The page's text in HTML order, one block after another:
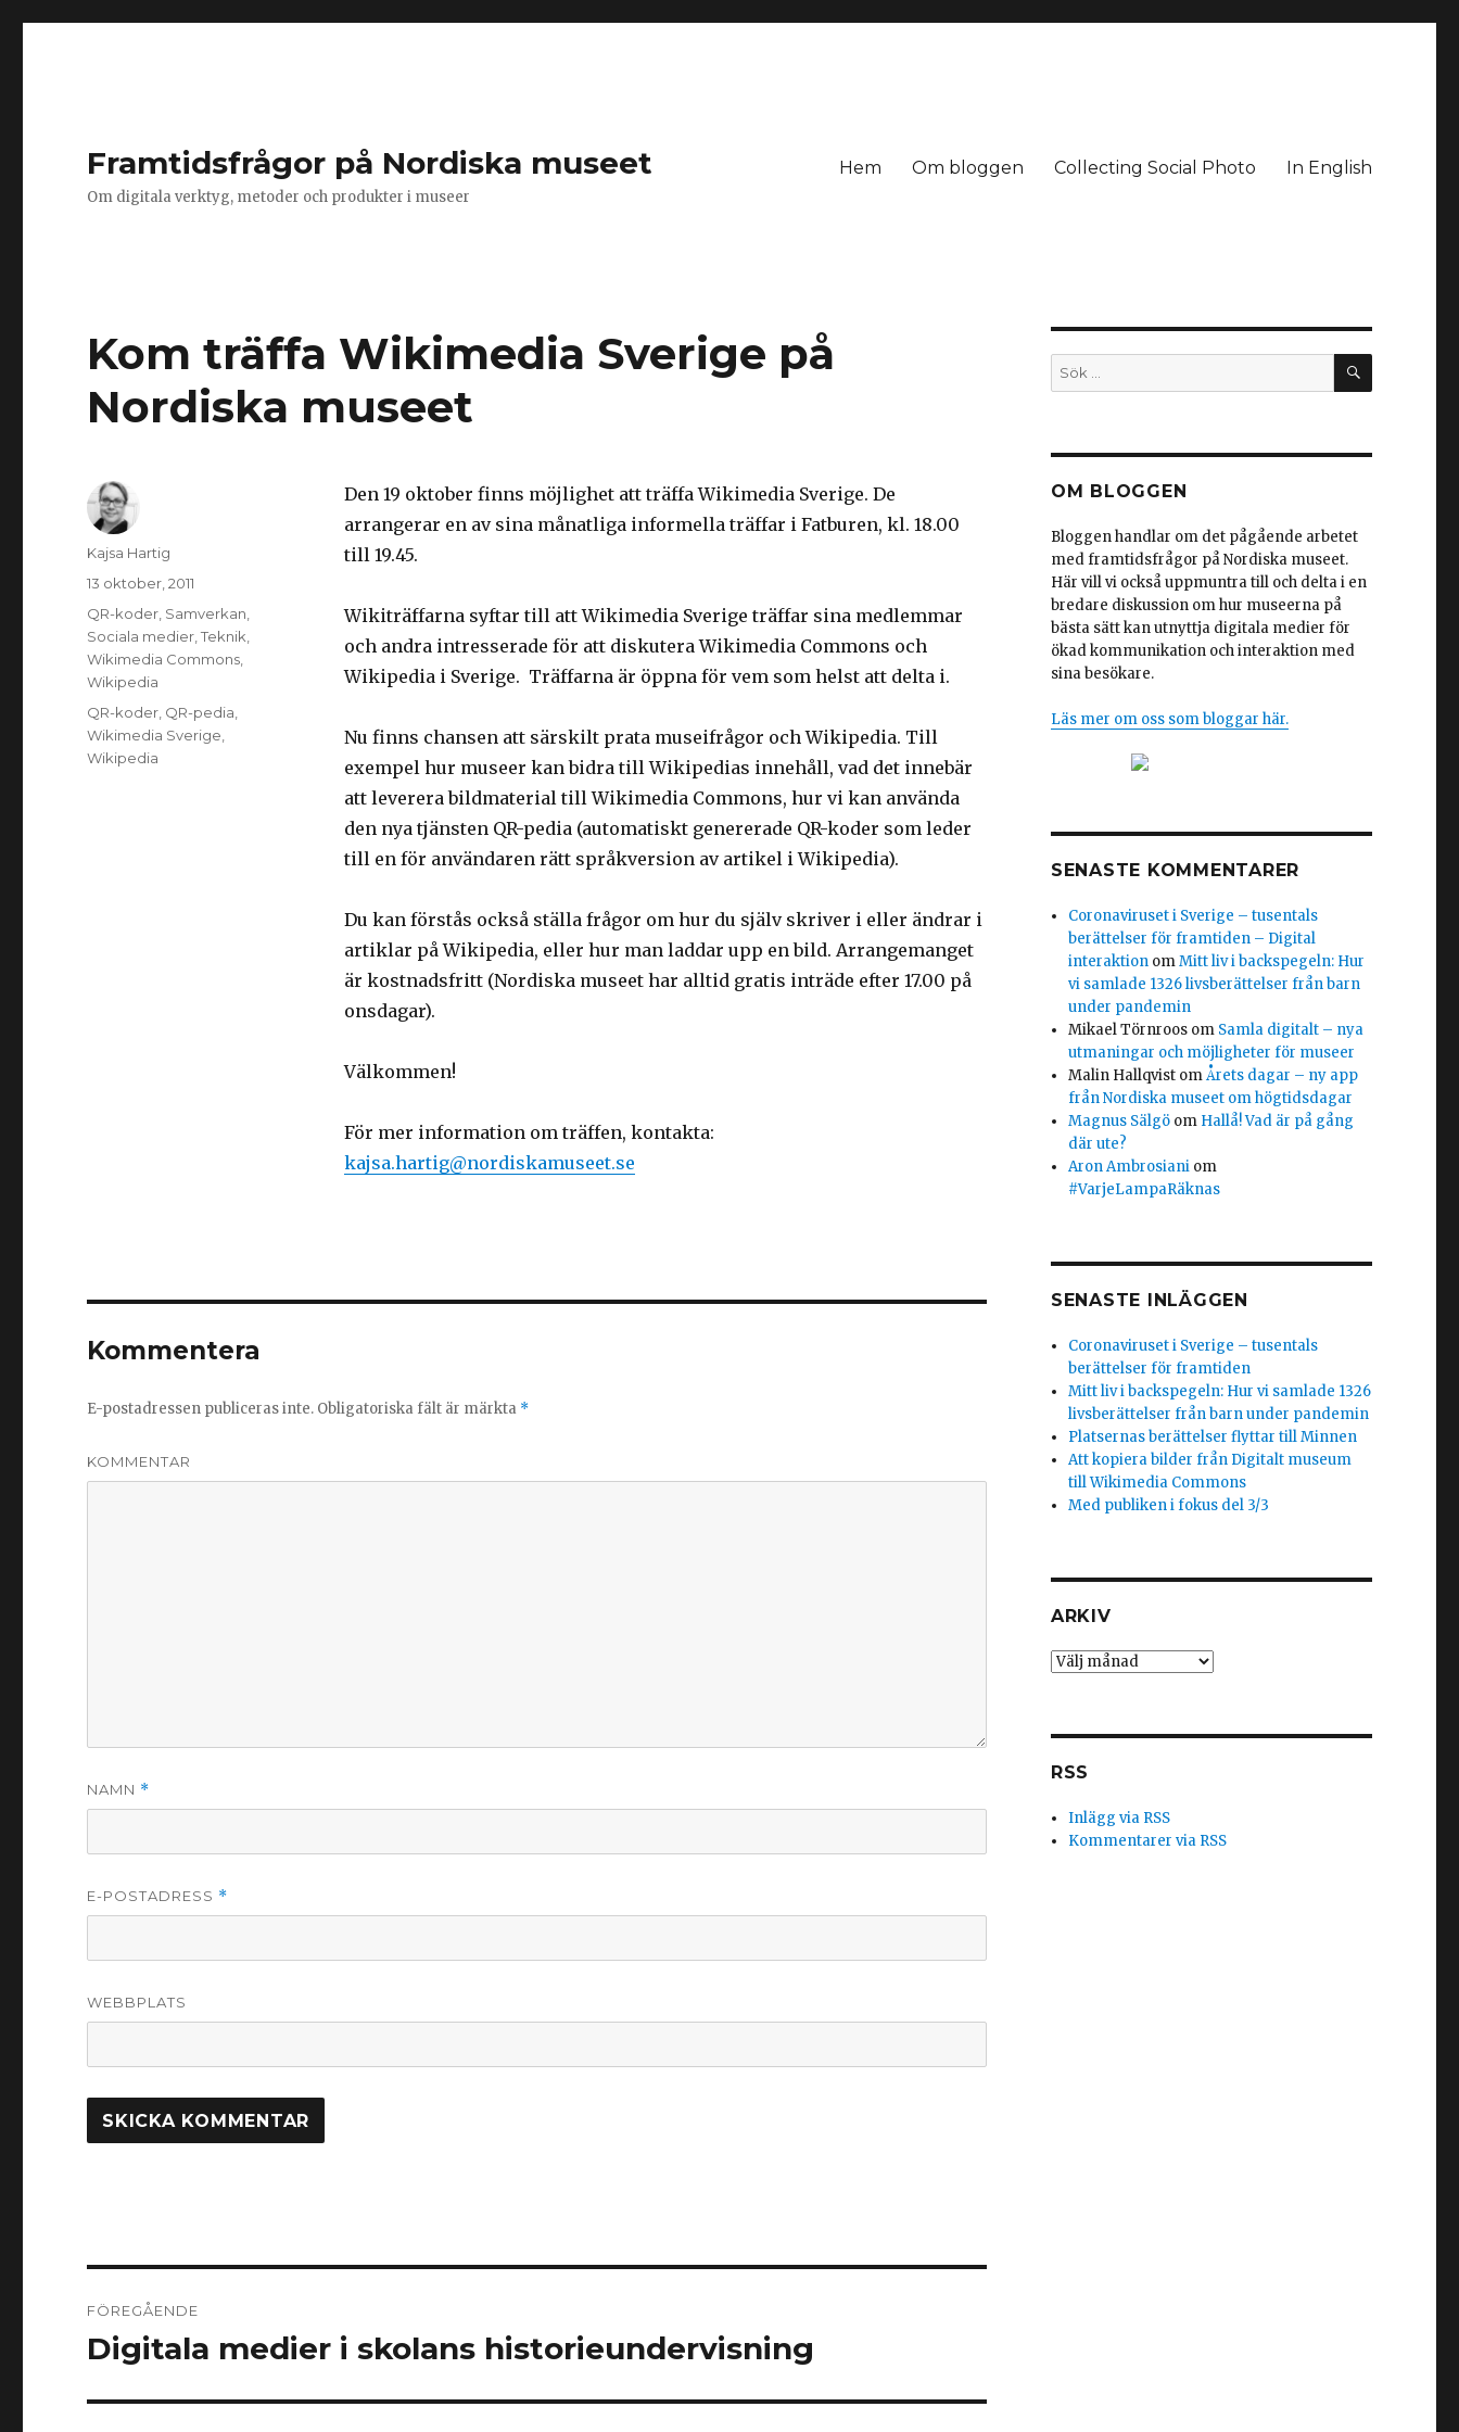
Framtidsfrågor på Nordiska museet
Om digitala verktyg, metoder och produkter i museer
Hem Om bloggen Collecting Social Photo In English
Kom träffa Wikimedia Sverige på
Nordiska museet
Den 19 oktober finns möjlighet att träffa Wikimedia Sverige. De
arrangerar en av sina månatliga informella träffar i Fatburen, kl. 18.00
till 19.45.
Wikiträffarna syftar till att Wikimedia Sverige träffar sina medlemmar
och andra intresserade för att diskutera Wikimedia Commons och
Wikipedia i Sverige. Träffarna är öppna för vem som helst att delta i.
Nu finns chansen att särskilt prata museifrågor och Wikipedia. Till
exempel hur museer kan bidra till Wikipedias innehåll, vad det innebär
att leverera bildmaterial till Wikimedia Commons, hur vi kan använda
den nya tjänsten QR-pedia (automatiskt genererade QR-koder som leder
till en för användaren rätt språkversion av artikel i Wikipedia).
Du kan förstås också ställa frågor om hur du själv skriver i eller ändrar i
artiklar på Wikipedia, eller hur man laddar upp en bild. Arrangemanget
är kostnadsfritt (Nordiska museet har alltid gratis inträde efter 17.00 på
onsdagar).
Välkommen!
För mer information om träffen, kontakta:
kajsa.hartig@nordiskamuseet.se
Författare
Kajsa Hartig
Postat
13 oktober, 2011
Kategorier
QR-koder Samverkan
Sociala medier ,Teknik
Wikimedia Commons
Wikipedia
Taggar
QR-koder QR-pedia
Wikimedia Sverige
Wikipedia
Kommentera
E-postadressen publiceras inte. Obligatoriska fält är märkta *
KOMMENTAR
NAMN *
E-POSTADRESS *
WEBBPLATS
FÖREGÅENDE
Föregående
Digitala medier i skolans historieundervisning
Sök
efter:
SÖK
OM BLOGGEN
Bloggen handlar om det pågående arbetet
med framtidsfrågor på Nordiska museet.
Här vill vi också uppmuntra till och delta i en
bredare diskussion om hur museerna på
bästa sätt kan utnyttja digitala medier för
ökad kommunikation och interaktion med
sina besökare.
Läs mer om oss som bloggar här.
SENASTE KOMMENTARER
Coronaviruset i Sverige – tusentals
berättelser för framtiden – Digital
interaktion omMitt liv i backspegeln: Hur
vi samlade 1326 livsberättelser från barn
under pandemin
Mikael Törnroos om Samla digitalt – nya
utmaningar och möjligheter för museer
Malin Hallqvist omÅrets dagar – ny app
från Nordiska museet om högtidsdagar
Magnus Sälgö om Hallå! Vad är på gång
där ute?
Aron Ambrosiani om
#VarjeLampaRäknas
SENASTE INLÄGGEN
Coronaviruset i Sverige – tusentals
berättelser för framtiden
Mitt liv i backspegeln: Hur vi samlade 1326
livsberättelser från barn under pandemin
Platsernas berättelser flyttar till Minnen
Att kopiera bilder från Digitalt museum
till Wikimedia Commons
Med publiken i fokus del 3/3
ARKIV
Arkiv
RSS
Inlägg via RSS
Kommentarer via RSS